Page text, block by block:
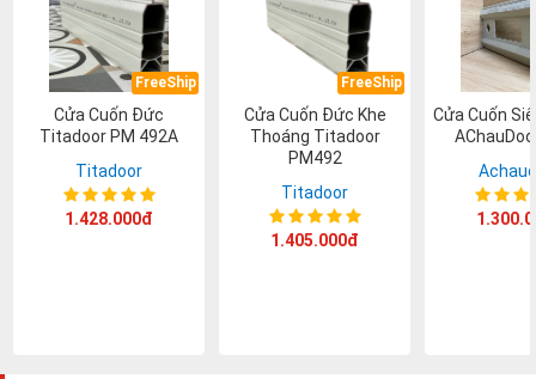
FreeShip
Cửa Cuốn Đức
Titadoor PM 492A
Titadoor
1.428.000đ
FreeShip
Cửa Cuốn Đức Khe
Thoáng Titadoor
PM492
Titadoor
1.405.000đ
Cửa Cuốn